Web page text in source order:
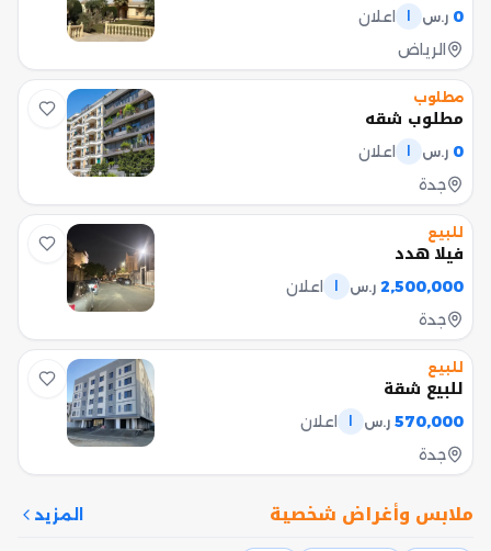
0 ر.س
اعلان
الرياض
مطلوب
مطلوب شقه
0 ر.س
اعلان
جدة
للبيع
فيلا هدد
2,500,000 ر.س
اعلان
جدة
للبيع
للبيع شقة
570,000 ر.س
اعلان
جدة
ملابس وأغراض شخصية المزيد